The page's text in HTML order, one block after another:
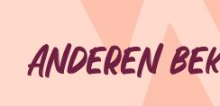
Anderen